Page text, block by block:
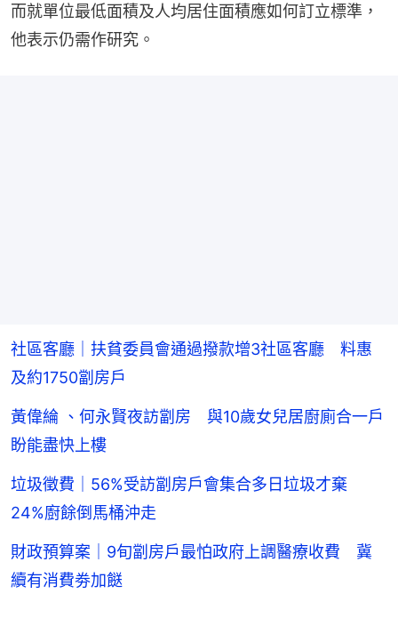
而就單位最低面積及人均居住面積應如何訂立標準，
他表示仍需作研究。
社區客廳｜扶貧委員會通過撥款增3社區客廳 料惠
及約1750劏房戶
黃偉綸 、何永賢夜訪劏房 與10歲女兒居廚廁合一戶
盼能盡快上樓
垃圾徵費｜56%受訪劏房戶會集合多日垃圾才棄
24%廚餘倒馬桶沖走
財政預算案｜9旬劏房戶最怕政府上調醫療收費 冀
續有消費劵加餸